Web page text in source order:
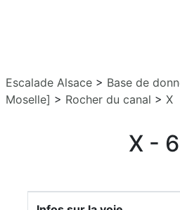
Escalade Alsace > Base de
Moselle] > Rocher du canal > X
X -